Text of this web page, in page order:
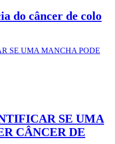
do câncer de colo
SE UMA
CÂNCER DE